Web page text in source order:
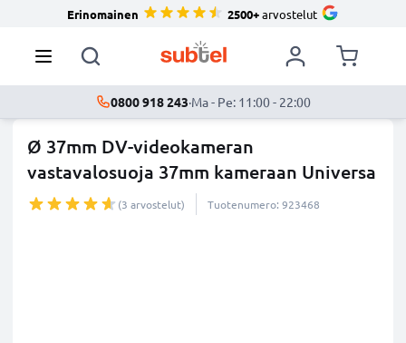
Erinomainen 2500+arvostelut
0800 918 243·Ma - Pe: 11:00 - 22:00
Ø 37mm DV-videokameran
vastavalosuoja 37mm kameraan Universa
...lisää (3 arvostelut) Tuotenumero: 923468